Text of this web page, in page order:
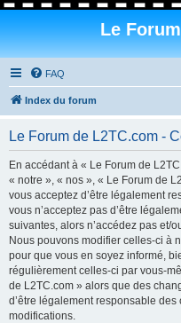
Le
FAQ
Index du forum
Le Forum de L2TC.com -
En accédant à « Le Forum de
« notre », « nos », « Le Forum de
vous acceptez d’être légalement
vous n’acceptez pas d’être
suivantes, alors n’accédez pas et/
Nous pouvons modifier celles-ci à
pour que vous en soyez informé,
régulièrement celles-ci par vous-
de L2TC.com » alors que des
d’être légalement responsable
modifications.